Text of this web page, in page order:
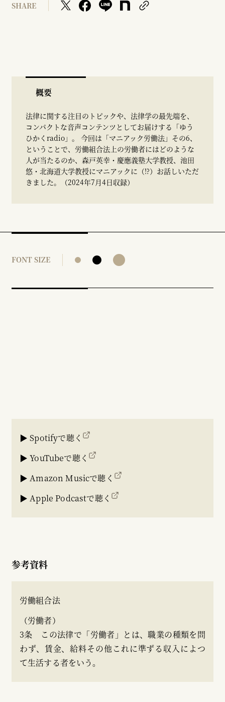
SHARE
概要
法律に関する注目のトピックや、法律学の最先端を、
コンパクトな音声コンテンツとしてお届けする「ゆう
ひかくradio」。 今回は「マニアック労働法」その6、
ということで、労働組合法上の労働者にはどのような
人が当たるのか、森戸英幸・慶應義塾大学教授、池田
悠・北海道大学教授にマニアックに（!?）お話しいただ
きました。（2024年7月4日収録）
FONT SIZE
▶ Spotifyで聴く
▶ YouTubeで聴く
▶ Amazon Musicで聴く
▶ Apple Podcastで聴く
参考資料
労働組合法
（労働者）
3条 この法律で「労働者」とは、職業の種類を問
わず、賃金、給料その他これに準ずる収入によつ
て生活する者をいう。